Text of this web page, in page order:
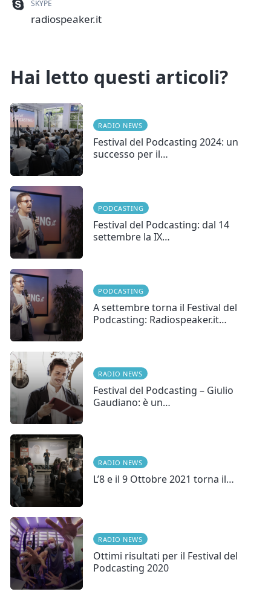
SKYPE
radiospeaker.it
Hai letto questi articoli?
RADIO NEWS
Festival del Podcasting 2024: un
successo per il…
PODCASTING
Festival del Podcasting: dal 14
settembre la IX…
PODCASTING
A settembre torna il Festival del
Podcasting: Radiospeaker.it…
RADIO NEWS
Festival del Podcasting – Giulio
Gaudiano: è un…
RADIO NEWS
L’8 e il 9 Ottobre 2021 torna il…
RADIO NEWS
Ottimi risultati per il Festival del
Podcasting 2020